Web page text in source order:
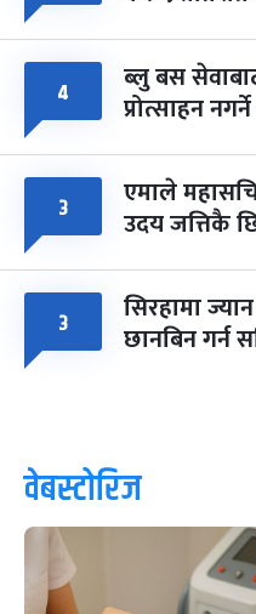
४ ब्लु बस
प्रोत्साहन
३ एमाले
उदय जत्तिकै
३ सिरहामा
छानबिन गर्न
वेबस्टोरिज